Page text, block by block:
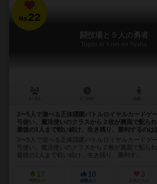
No.22
闘技場と５人の勇者
Togijo to 5 nin no Yusha
3〜5人で遊べる正体隠匿バトルロイヤルカードゲ
弓使い、魔法使いのクラスから２枚が裏面で配られ
最後の1人まで戦い続け、生き残り、勝利するのは
3〜5人で遊べる正体隠匿バトルロイヤルカードゲ
弓使い、魔法使いのクラスから２枚が裏面で配られ
最後の1人まで戦い続け、生き残り、勝利す...
17
興味あり
10
経験あり
3
お気に入り